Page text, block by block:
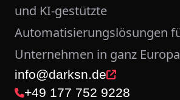
und KI-gestützte
Automatisierungslösungen
Unternehmen in ganz
info@darksn.de
+49 177 752 9228